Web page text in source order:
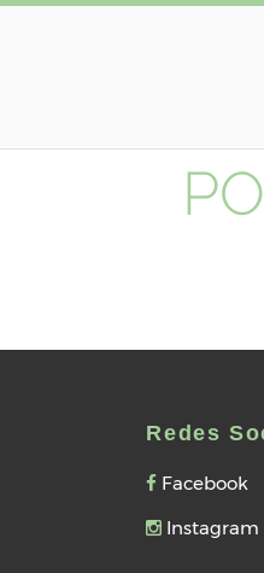
Redes
Facebook
Instagram